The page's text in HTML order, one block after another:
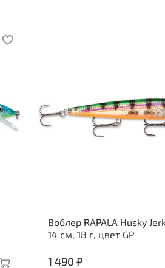
Воблер RAPALA Husky
14 см, 18 г, цвет GP
1 490 ₽